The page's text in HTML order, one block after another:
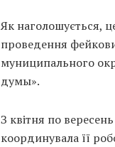
Як наголошується,
проведення
муниципального
думы».
З квітня по
координувала її